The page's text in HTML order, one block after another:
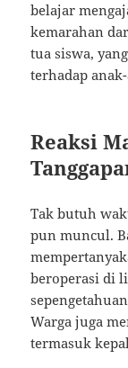
belajar
kemarahan
tua siswa,
terhadap
Reaksi
Tak butuh
pun muncul.
beroperasi di
Warga juga
termasuk